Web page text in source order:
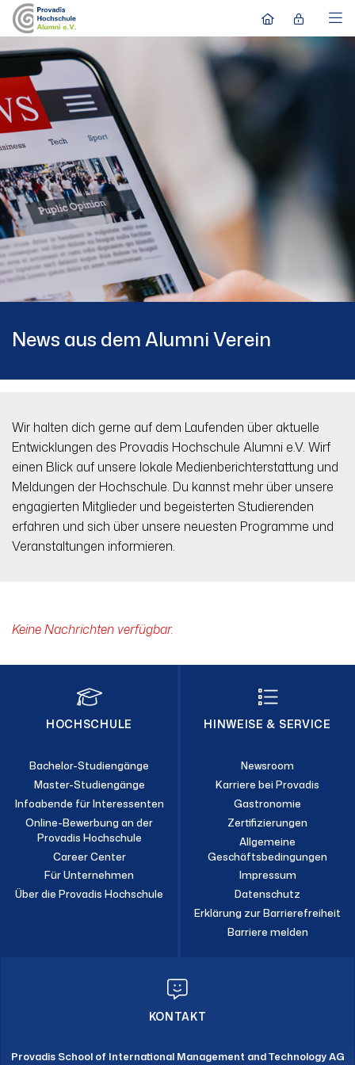
News aus dem Alumni Verein
Wir halten dich gerne auf dem Laufenden über aktuelle
Entwicklungen des Provadis Hochschule Alumni e.V. Wirf
einen Blick auf unsere lokale Medienberichterstattung und
Meldungen der Hochschule. Du kannst mehr über unsere
engagierten Mitglieder und begeisterten Studierenden
erfahren und sich über unsere neuesten Programme und
Veranstaltungen informieren.
Keine Nachrichten verfügbar.
HOCHSCHULE
Bachelor-Studiengänge
Master-Studiengänge
Infoabende für Interessenten
Online-Bewerbung an der
Provadis Hochschule
Career Center
Für Unternehmen
Über die Provadis Hochschule
HINWEISE & SERVICE
Newsroom
Karriere bei Provadis
Gastronomie
Zertifizierungen
Allgemeine
Geschäftsbedingungen
Impressum
Datenschutz
Erklärung zur Barrierefreiheit
Barriere melden
KONTAKT
Provadis School of International Management and Technology AG